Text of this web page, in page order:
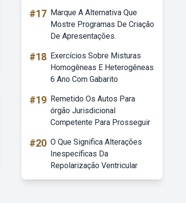
#17 Marque A Alternativa Que
Mostre Programas De Criação
De Apresentações.
#18 Exercícios Sobre Misturas
Homogêneas E Heterogêneas
6 Ano Com Gabarito
#19 Remetido Os Autos Para
órgão Jurisdicional
Competente Para Prosseguir
#20 O Que Significa Alterações
Inespecíficas Da
Repolarização Ventricular